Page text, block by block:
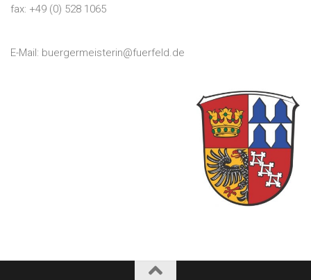
fax: +49 (0) 528 1065
E-Mail: buergermeisterin@fuerfeld.de